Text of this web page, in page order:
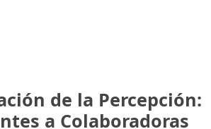
de la Percepción:
a Colaboradoras